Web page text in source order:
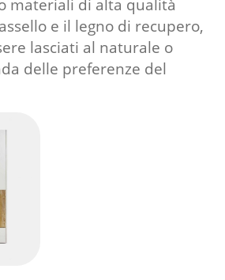
materiali di alta qualità
e il legno di recupero,
lasciati al naturale o
delle preferenze del